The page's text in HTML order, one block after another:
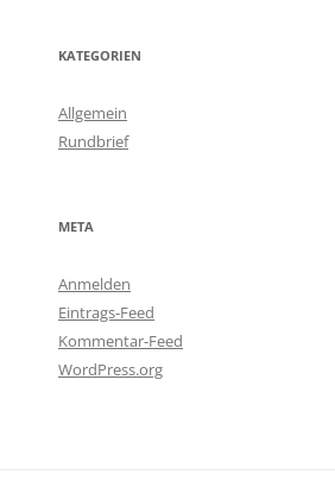
KATEGORIEN
Allgemein
Rundbrief
META
Anmelden
Eintrags-Feed
Kommentar-Feed
WordPress.org